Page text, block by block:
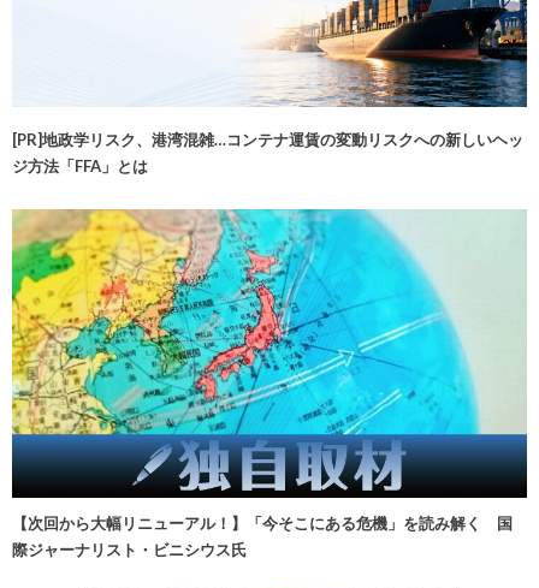
[PR]地政学リスク、港湾混雑…コンテナ運賃の変動リスクへの新しいヘッ
ジ方法「FFA」とは
【次回から大幅リニューアル！】「今そこにある危機」を読み解く 国
際ジャーナリスト・ビニシウス氏